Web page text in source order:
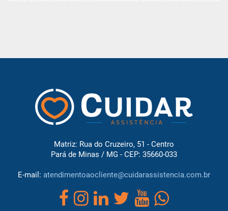
Matriz: Rua do Cruzeiro, 51 - Centro
Pará de Minas / MG - CEP: 35660-033
E-mail: atendimentoaocliente@cuidarassistencia.com.br